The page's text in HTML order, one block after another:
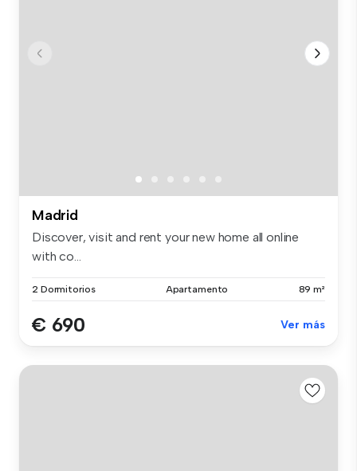
Madrid
Discover, visit and rent your new home all online
with co...
2 Dormitorios Apartamento 89 m²
€ 690 Ver más